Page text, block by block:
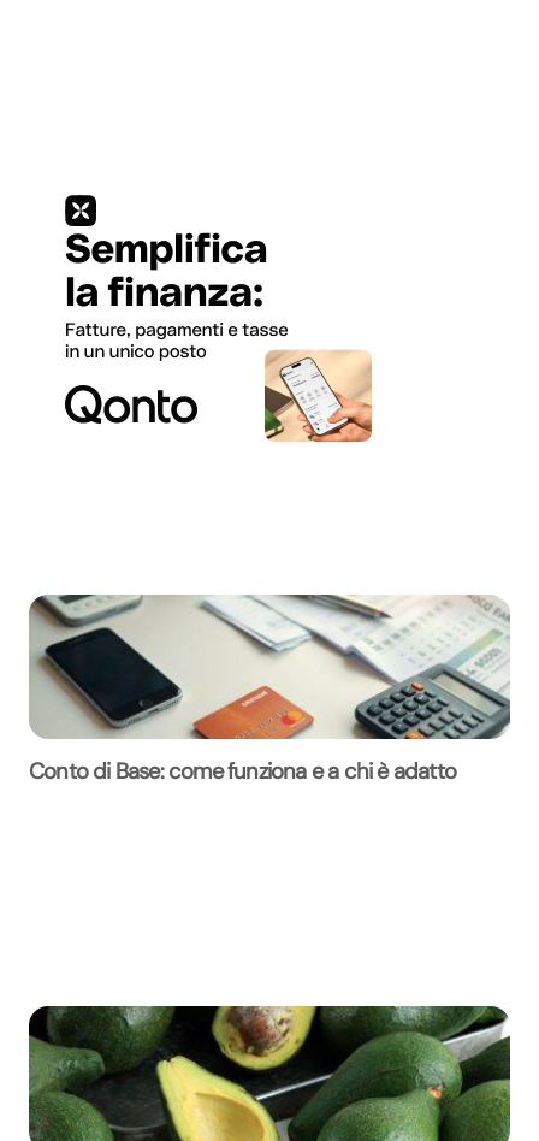
Conto di Base: come funziona e a chi è adatto